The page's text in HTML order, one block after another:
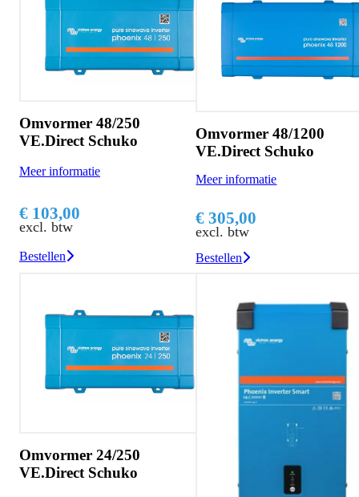
Omvormer 48/250
VE.Direct Schuko
Meer informatie
€ 103,00
excl. btw
Bestellen
Omvormer 48/1200
VE.Direct Schuko
Meer informatie
€ 305,00
excl. btw
Bestellen
Omvormer 24/250
VE.Direct Schuko